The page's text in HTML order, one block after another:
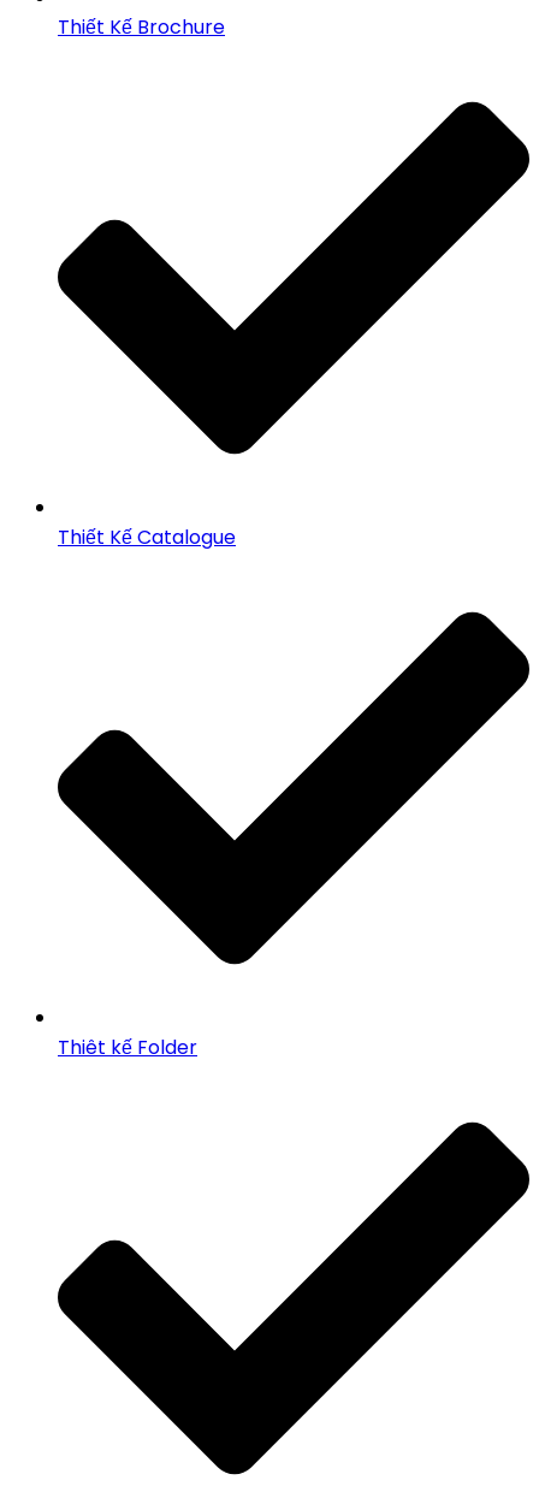
Thiết Kế Brochure
Thiết Kế Catalogue
Thiêt kế Folder